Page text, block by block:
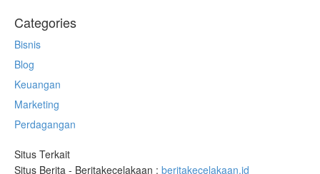
Categories
Bisnis
Blog
Keuangan
Marketing
Perdagangan
Situs Terkait
Situs Berita - Beritakecelakaan : beritakecelakaan.id